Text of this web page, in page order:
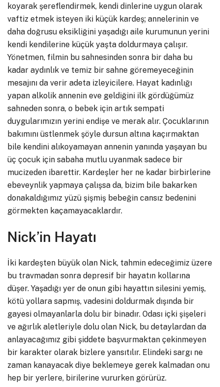
koyarak şereflendirmek, kendi dinlerine uygun olarak
vaftiz etmek isteyen iki küçük kardeş; annelerinin ve
daha doğrusu eksikliğini yaşadığı aile kurumunun yerini
kendi kendilerine küçük yaşta doldurmaya çalışır.
Yönetmen, filmin bu sahnesinden sonra bir daha bu
kadar aydınlık ve temiz bir sahne göremeyeceğinin
mesajını da verir adeta izleyicilere. Hayat kadınlığı
yapan alkolik annenin eve geldiğini ilk gördüğümüz
sahneden sonra, o bebek için artık sempati
duygularımızın yerini endişe ve merak alır. Çocuklarının
bakımını üstlenmek şöyle dursun altına kaçırmaktan
bile kendini alıkoyamayan annenin yanında yaşayan bu
üç çocuk için sabaha mutlu uyanmak sadece bir
mucizeden ibarettir. Kardeşler her ne kadar birbirlerine
ebeveynlik yapmaya çalışsa da, bizim bile bakarken
donakaldığımız yüzü şişmiş bebeğin cansız bedenini
görmekten kaçamayacaklardır.
Nick’in Hayatı
İki kardeşten büyük olan Nick, tahmin edeceğimiz üzere
bu travmadan sonra depresif bir hayatın kollarına
düşer. Yaşadığı yer de onun gibi hayattın silesini yemiş,
kötü yollara sapmış, vadesini doldurmak dışında bir
gayesi olmayanlarla dolu bir binadır. Odası içki şişeleri
ve ağırlık aletleriyle dolu olan Nick, bu detaylardan da
anlayacağımız gibi şiddete başvurmaktan çekinmeyen
bir karakter olarak bizlere yansıtılır. Elindeki sargı ne
zaman kanayacak diye beklemeye gerek kalmadan onu
hep bir yerlere, birilerine vururken görürüz.